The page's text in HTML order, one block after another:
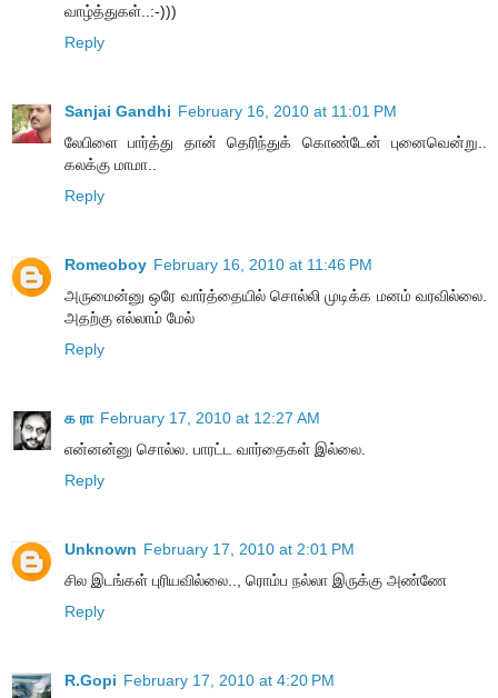
வாழ்த்துகள்..:-)))
Reply
Sanjai Gandhi February 16, 2010 at 11:01 PM
லேபிளை பார்த்து தான் தெரிந்துக் கொண்டேன் புனைவென்று..
கலக்கு மாமா..
Reply
Romeoboy February 16, 2010 at 11:46 PM
அருமைன்னு ஒரே வார்த்தையில் சொல்லி முடிக்க மனம் வரவில்லை.
அதற்கு எல்லாம் மேல்
Reply
க ரா February 17, 2010 at 12:27 AM
என்னன்னு சொல்ல. பாரட்ட வார்தைகள் இல்லை.
Reply
Unknown February 17, 2010 at 2:01 PM
சில இடங்கள் புரியவில்லை.., ரொம்ப நல்லா இருக்கு அண்ணே
Reply
R.Gopi February 17, 2010 at 4:20 PM